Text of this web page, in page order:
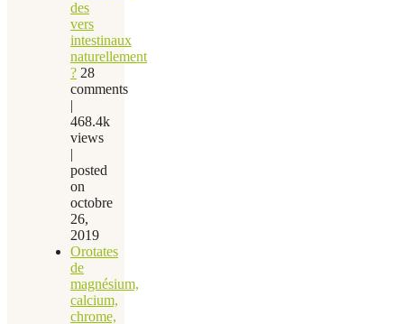
des
vers
intestinaux
naturellement
? 28
comments
|
468.4k
views
|
posted
on
octobre
26,
2019
Orotates
de
magnésium,
calcium,
chrome,